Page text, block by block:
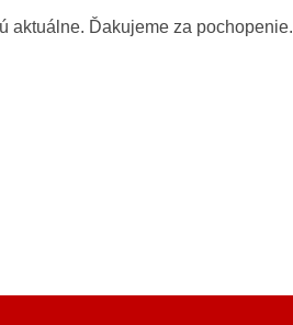
aktuálne. Ďakujeme za pochopenie.